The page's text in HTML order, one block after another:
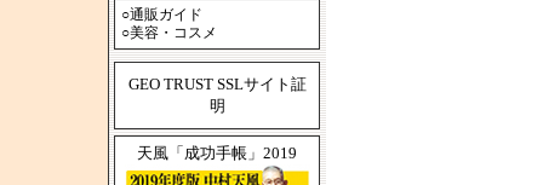
○通販ガイド
○美容・コスメ
GEO TRUST SSLサイト証
明
天風「成功手帳」2019